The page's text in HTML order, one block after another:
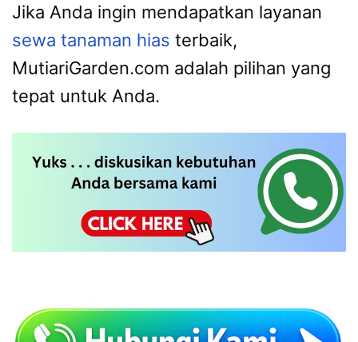
Jika Anda ingin mendapatkan layanan
sewa tanaman hias terbaik,
MutiariGarden.com adalah pilihan yang
tepat untuk Anda.